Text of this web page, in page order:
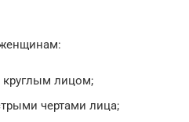
женщинам:
лицом;
чертами лица;